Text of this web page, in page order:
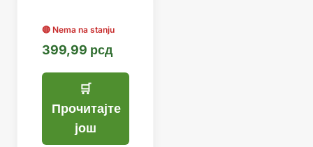
399,99 рсд
Прочитајте
још